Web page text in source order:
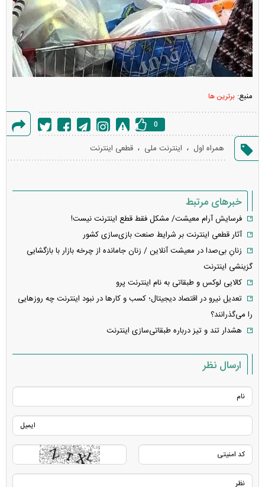
منبع: برترین ها
گزارش
خطا
0
همراه اول ، اینترنت ملی ، قطعی اینترنت
خبرهای مرتبط
فرسایش آرام معیشت/ مشکل فقط قطع اینترنت نیست!
آثار قطعی اینترنت بر شرایط صنعت بازی‌سازی کشور
زنانِ بی‌صدا در معیشت آنلاین / زنان جامانده از چرخه بازار با بازگشایی
گزینشی اینترنت
کالایی لوکس و طبقاتی به نام اینترنت پرو
تعدیل نیرو در اقتصاد دیجیتال؛ کسب و کار‌ها در نبود اینترنت چه روز‌هایی
را می‌گذرانند؟
هشدار تند و تیز درباره طبقاتی‌سازی اینترنت
ارسال نظر